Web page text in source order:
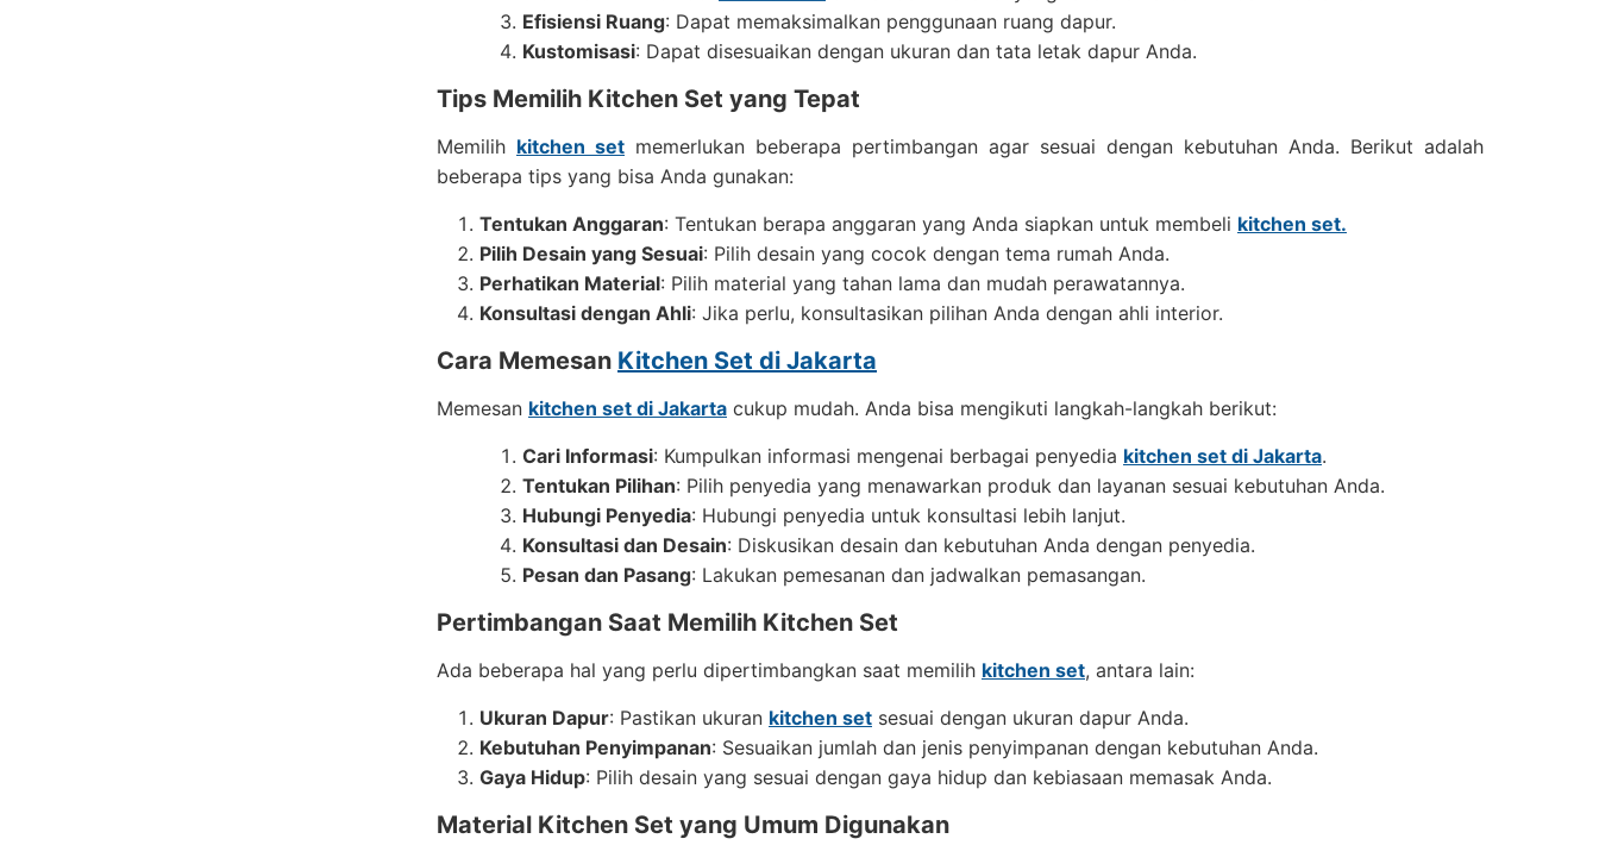
Efisiensi Ruang: Dapat memaksimalkan penggunaan ruang dapur.
Kustomisasi: Dapat disesuaikan dengan ukuran dan tata letak dapur Anda.
Tips Memilih Kitchen Set yang Tepat
Memilih kitchen set memerlukan beberapa pertimbangan agar sesuai dengan kebutuhan Anda. Berikut adalah
beberapa tips yang bisa Anda gunakan:
Tentukan Anggaran: Tentukan berapa anggaran yang Anda siapkan untuk membeli kitchen set.
Pilih Desain yang Sesuai: Pilih desain yang cocok dengan tema rumah Anda.
Perhatikan Material: Pilih material yang tahan lama dan mudah perawatannya.
Konsultasi dengan Ahli: Jika perlu, konsultasikan pilihan Anda dengan ahli interior.
Cara Memesan Kitchen Set di Jakarta
Memesan kitchen set di Jakarta cukup mudah. Anda bisa mengikuti langkah-langkah berikut:
Cari Informasi: Kumpulkan informasi mengenai berbagai penyedia kitchen set di Jakarta.
Tentukan Pilihan: Pilih penyedia yang menawarkan produk dan layanan sesuai kebutuhan Anda.
Hubungi Penyedia: Hubungi penyedia untuk konsultasi lebih lanjut.
Konsultasi dan Desain: Diskusikan desain dan kebutuhan Anda dengan penyedia.
Pesan dan Pasang: Lakukan pemesanan dan jadwalkan pemasangan.
Pertimbangan Saat Memilih Kitchen Set
Ada beberapa hal yang perlu dipertimbangkan saat memilih kitchen set, antara lain:
Ukuran Dapur: Pastikan ukuran kitchen set sesuai dengan ukuran dapur Anda.
Kebutuhan Penyimpanan: Sesuaikan jumlah dan jenis penyimpanan dengan kebutuhan Anda.
Gaya Hidup: Pilih desain yang sesuai dengan gaya hidup dan kebiasaan memasak Anda.
Material Kitchen Set yang Umum Digunakan